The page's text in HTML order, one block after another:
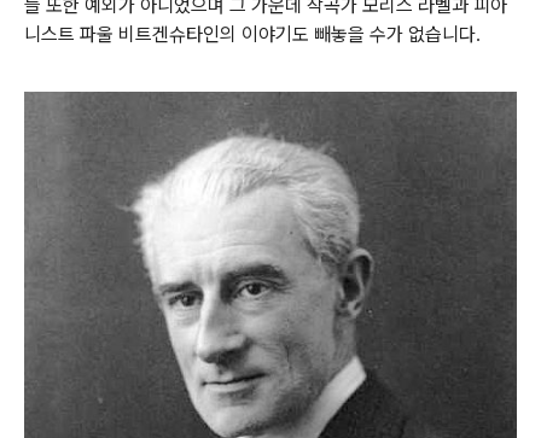
들 또한 예외가 아니었으며 그 가운데 작곡가 모리스 라벨과 피아
니스트 파울 비트겐슈타인의 이야기도 빼놓을 수가 없습니다.